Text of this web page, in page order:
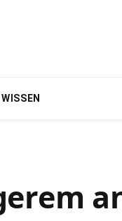
WISSEN